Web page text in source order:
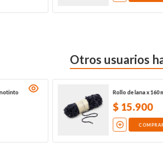
Otros usuarios
Rollo de lana x 160
$ 15.900